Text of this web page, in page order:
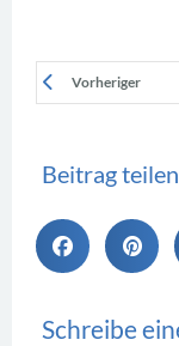
Vorheriger
Beitrag teilen
Schreibe